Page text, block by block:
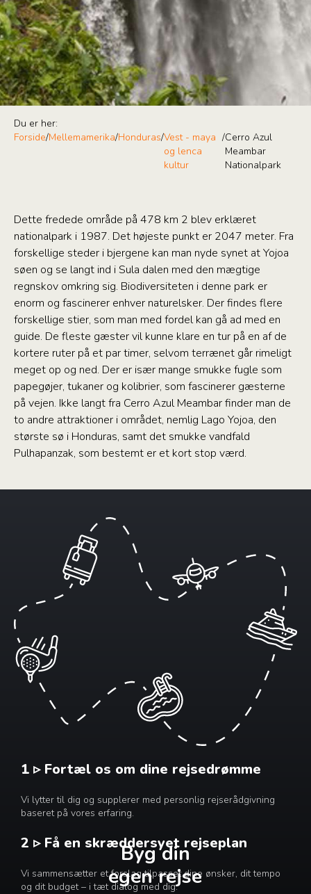
Du er her:
Forside/Mellemamerika/Honduras/Vest - maya
og lenca
kultur
/Cerro Azul
Meambar
Nationalpark
Dette fredede område på 478 km 2 blev erklæret
nationalpark i 1987. Det højeste punkt er 2047 meter. Fra
forskellige steder i bjergene kan man nyde synet at Yojoa
søen og se langt ind i Sula dalen med den mægtige
regnskov omkring sig. Biodiversiteten i denne park er
enorm og fascinerer enhver naturelsker. Der findes flere
forskellige stier, som man med fordel kan gå ad med en
guide. De fleste gæster vil kunne klare en tur på en af de
kortere ruter på et par timer, selvom terrænet går rimeligt
meget op og ned. Der er især mange smukke fugle som
papegøjer, tukaner og kolibrier, som fascinerer gæsterne
på vejen. Ikke langt fra Cerro Azul Meambar finder man de
to andre attraktioner i området, nemlig Lago Yojoa, den
største sø i Honduras, samt det smukke vandfald
Pulhapanzak, som bestemt er et kort stop værd.
Byg din
egen rejse
1 ▹ Fortæl os om dine rejsedrømme
Vi lytter til dig og supplerer med personlig rejserådgivning
baseret på vores erfaring.
2 ▹ Få en skræddersyet rejseplan
Vi sammensætter et forslag tilpasset dine ønsker, dit tempo
og dit budget – i tæt dialog med dig.